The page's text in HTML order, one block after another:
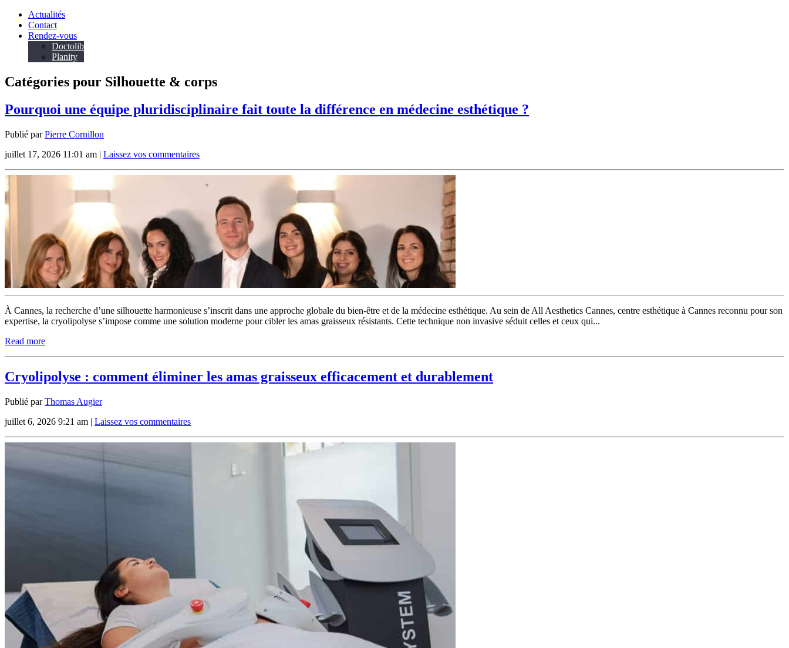
Actualités
Contact
Rendez-vous
Doctolib
Planity
Catégories pour Silhouette & corps
Pourquoi une équipe pluridisciplinaire fait toute la différence en médecine esthétique ?
Publié parPierre Cornillon
juillet 17, 2026 11:01 am | Laissez vos commentaires
À Cannes, la recherche d’une silhouette harmonieuse s’inscrit dans une approche globale du bien-être et de la médecine esthétique. Au sein de All Aesthetics Cannes, centre esthétique à Cannes reconnu pour son
expertise, la cryolipolyse s’impose comme une solution moderne pour cibler les amas graisseux résistants. Cette technique non invasive séduit celles et ceux qui...
Read more
Cryolipolyse : comment éliminer les amas graisseux efficacement et durablement
Publié parThomas Augier
juillet 6, 2026 9:21 am | Laissez vos commentaires